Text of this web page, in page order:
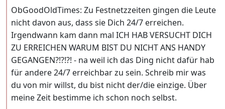
ObGoodOldTimes: Zu Festnetzzeiten gingen die Leute
nicht davon aus, dass sie Dich 24/7 erreichen.
Irgendwann kam dann mal ICH HAB VERSUCHT DICH
ZU ERREICHEN WARUM BIST DU NICHT ANS HANDY
GEGANGEN?!?!?! - na weil ich das Ding nicht dafür hab
für andere 24/7 erreichbar zu sein. Schreib mir was
du von mir willst, du bist nicht der/die einzige. Über
meine Zeit bestimme ich schon noch selbst.